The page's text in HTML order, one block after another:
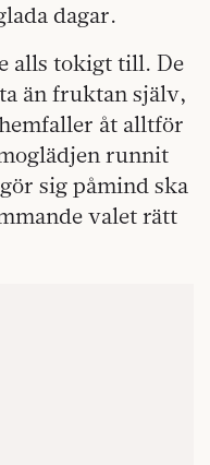
dagar.
alls tokigt till. De
än fruktan själv,
åt alltför
runnit
sig påmind ska
valet rätt